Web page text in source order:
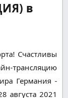
в
Счастливы
трансляцию
Германия -
августа 2021